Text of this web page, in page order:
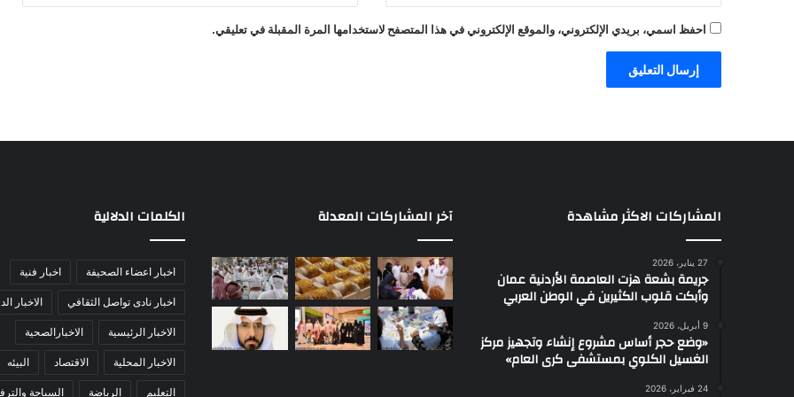
احفظ اسمي، بريدي الإلكتروني، والموقع الإلكتروني في هذا المتصفح لاستخدامها المرة المقبلة في تعليقي.
المشاركات الاكثر مشاهدة
27 يناير، 2026
جريمة بشعة هزت العاصمة الأردنية عمان
وأبكت قلوب الكثيرين في الوطن العربي
9 أبريل، 2026
«وضع حجر أساس مشروع إنشاء وتجهيز مركز
الغسيل الكلوي بمستشفى كرى العام»
24 فبراير، 2026
آخر المشاركات المعدلة الكلمات الدلالية
اخبار اعضاء الصحيفة اخبار فنية
اخبار نادى تواصل الثقافي الاخبار
الاخبار الرئيسية الاخبارالصحية
الاخبار المحلية الاقتصاد البيئه
التعليم الرياضة السياحة